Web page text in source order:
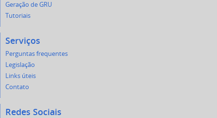
Geração de GRU
Tutoriais
Serviços
Perguntas frequentes
Legislação
Links úteis
Contato
Redes Sociais